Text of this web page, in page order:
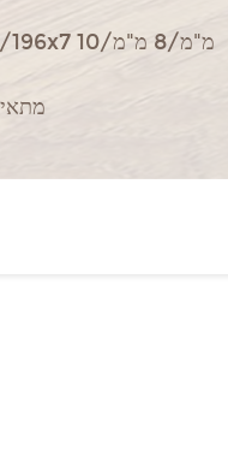
•